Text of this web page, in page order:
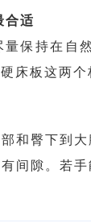
合适
保持在自
床板这两
和臀下到
间隙。若